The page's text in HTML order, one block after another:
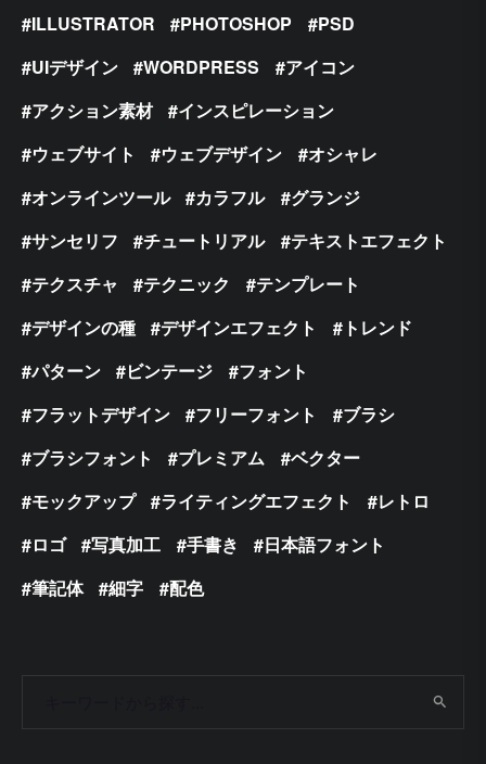
ILLUSTRATOR
PHOTOSHOP
PSD
UIデザイン
WORDPRESS
アイコン
アクション素材
インスピレーション
ウェブサイト
ウェブデザイン
オシャレ
オンラインツール
カラフル
グランジ
サンセリフ
チュートリアル
テキストエフェクト
テクスチャ
テクニック
テンプレート
デザインの種
デザインエフェクト
トレンド
パターン
ビンテージ
フォント
フラットデザイン
フリーフォント
ブラシ
ブラシフォント
プレミアム
ベクター
モックアップ
ライティングエフェクト
レトロ
ロゴ
写真加工 手書き
日本語フォント
筆記体
細字 配色